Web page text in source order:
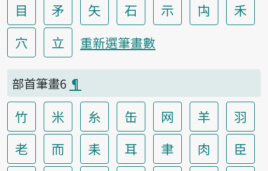
目
矛 矢 石 示 禸
禾
穴
立 重新選筆畫數
部首筆畫6 ¶
竹 米 糸 缶 网 羊
羽
老
而 耒 耳 聿 肉
臣